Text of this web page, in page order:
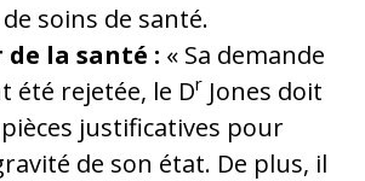
soins de santé.
la santé : « Sa demande
été rejetée, le Dr Jones doit
justificatives pour
de son état. De plus, il